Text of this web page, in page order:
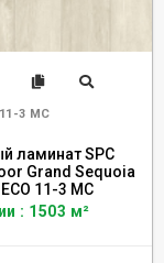
3 MC
ламинат SPC
Grand Sequoia
11-3 MC
: 1503 м²